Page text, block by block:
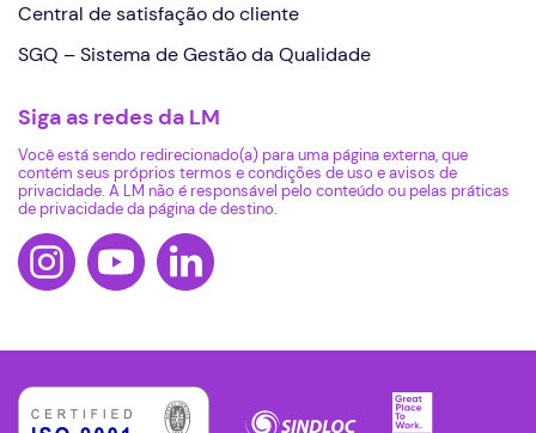
Central de satisfação do cliente
SGQ – Sistema de Gestão da Qualidade
Siga as redes da LM
Você está sendo redirecionado(a) para uma página externa, que
contém seus próprios termos e condições de uso e avisos de
privacidade. A LM não é responsável pelo conteúdo ou pelas práticas
de privacidade da página de destino.